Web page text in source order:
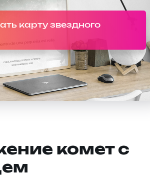
карту звездного
комет с